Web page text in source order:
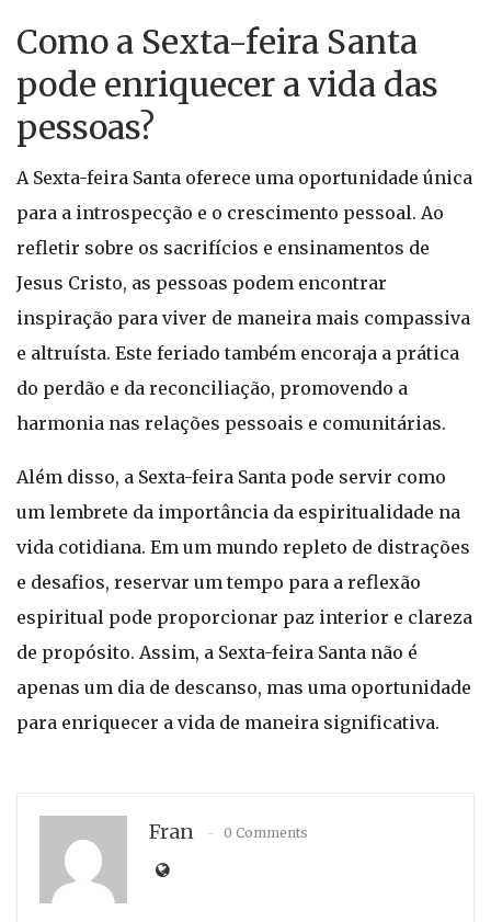
Como a Sexta-feira Santa
pode enriquecer a vida das
pessoas?
A Sexta-feira Santa oferece uma oportunidade única
para a introspecção e o crescimento pessoal. Ao
refletir sobre os sacrifícios e ensinamentos de
Jesus Cristo, as pessoas podem encontrar
inspiração para viver de maneira mais compassiva
e altruísta. Este feriado também encoraja a prática
do perdão e da reconciliação, promovendo a
harmonia nas relações pessoais e comunitárias.
Além disso, a Sexta-feira Santa pode servir como
um lembrete da importância da espiritualidade na
vida cotidiana. Em um mundo repleto de distrações
e desafios, reservar um tempo para a reflexão
espiritual pode proporcionar paz interior e clareza
de propósito. Assim, a Sexta-feira Santa não é
apenas um dia de descanso, mas uma oportunidade
para enriquecer a vida de maneira significativa.
Fran 0 Comments